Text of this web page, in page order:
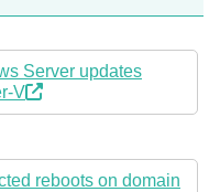
Server updates
V
reboots on domain